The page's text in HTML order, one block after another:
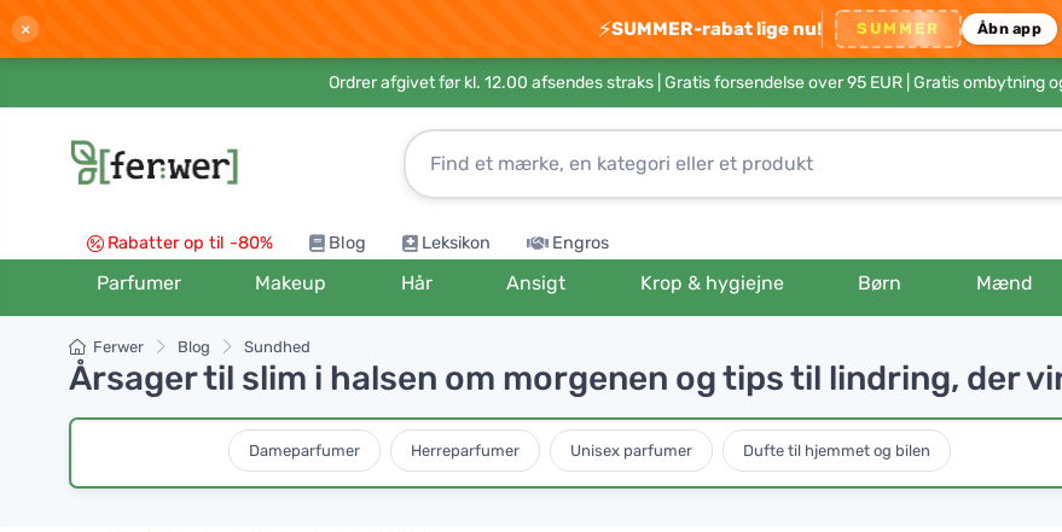
× ⚡SUMMER-rabat lige nu! SUMMER Åbn app
Ordrer afgivet før kl. 12.00 afsendes straks | Gratis forsendelse over 95 EUR | Gratis ombytning
Rabatter op til -80% Blog Leksikon Engros
Parfumer Makeup Hår Ansigt Krop & hygiejne Børn Mænd
Ferwer Blog Sundhed
Årsager til slim i halsen om morgenen og tips til lindring, der
Dameparfumer Herreparfumer Unisex parfumer Dufte til hjemmet og bilen